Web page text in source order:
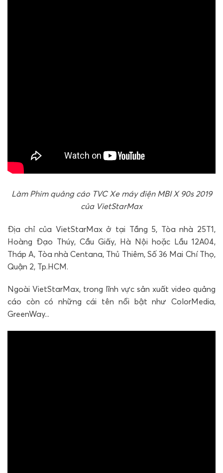
Làm Phim quảng cáo TVC Xe máy điện MBI X 90s 2019
của VietStarMax
Địa chỉ của VietStarMax ở tại Tầng 5, Tòa nhà 25T1,
Hoàng Đạo Thúy, Cầu Giấy, Hà Nội hoặc Lầu 12A04,
Tháp A, Tòa nhà Centana, Thủ Thiêm, Số 36 Mai Chí Thọ,
Quận 2, Tp.HCM.
Ngoài VietStarMax, trong lĩnh vực sản xuất video quảng
cáo còn có những cái tên nổi bật như ColorMedia,
GreenWay...